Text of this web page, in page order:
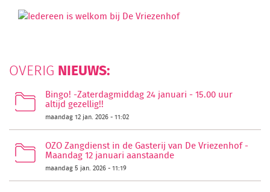
OVERIG NIEUWS:
Bingo! -Zaterdagmiddag 24 januari - 15.00 uur
altijd gezellig!!
maandag 12 jan. 2026 - 11:02
OZO Zangdienst in de Gasterij van De Vriezenhof -
Maandag 12 januari aanstaande
maandag 5 jan. 2026 - 11:19